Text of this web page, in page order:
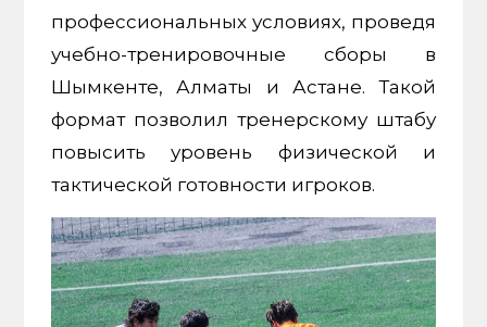
профессиональных условиях, проведя
учебно-тренировочные сборы в
Шымкенте, Алматы и Астане. Такой
формат позволил тренерскому штабу
повысить уровень физической и
тактической готовности игроков.